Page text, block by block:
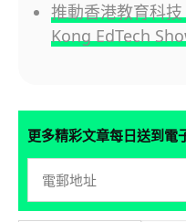
推動香港教育科
Kong EdTech
更多精彩文章每日送到電